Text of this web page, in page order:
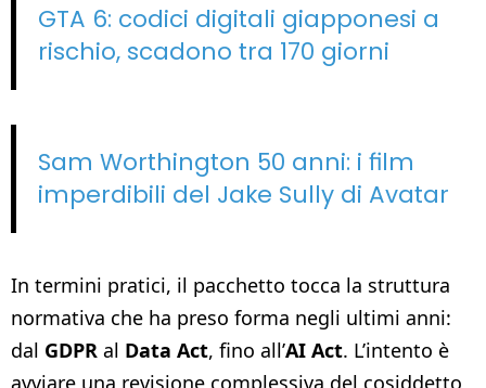
GTA 6: codici digitali giapponesi a
rischio, scadono tra 170 giorni
Sam Worthington 50 anni: i film
imperdibili del Jake Sully di Avatar
In termini pratici, il pacchetto tocca la struttura
normativa che ha preso forma negli ultimi anni:
dal GDPR al Data Act, fino all’AI Act. L’intento è
avviare una revisione complessiva del cosiddetto